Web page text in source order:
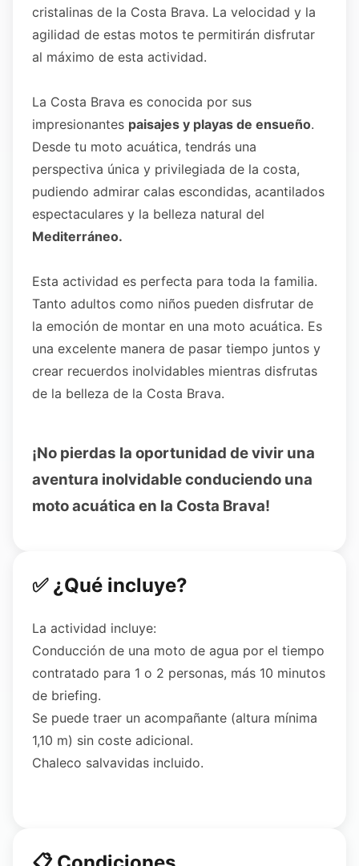
cristalinas de la Costa Brava. La velocidad y la
agilidad de estas motos te permitirán disfrutar
al máximo de esta actividad.
La Costa Brava es conocida por sus
impresionantes paisajes y playas de ensueño.
Desde tu moto acuática, tendrás una
perspectiva única y privilegiada de la costa,
pudiendo admirar calas escondidas, acantilados
espectaculares y la belleza natural del
Mediterráneo.
Esta actividad es perfecta para toda la familia.
Tanto adultos como niños pueden disfrutar de
la emoción de montar en una moto acuática. Es
una excelente manera de pasar tiempo juntos y
crear recuerdos inolvidables mientras disfrutas
de la belleza de la Costa Brava.
¡No pierdas la oportunidad de vivir una
aventura inolvidable conduciendo una
moto acuática en la Costa Brava!
✅ ¿Qué incluye?
La actividad incluye:
Conducción de una moto de agua por el tiempo
contratado para 1 o 2 personas, más 10 minutos
de briefing.
Se puede traer un acompañante (altura mínima
1,10 m) sin coste adicional.
Chaleco salvavidas incluido.